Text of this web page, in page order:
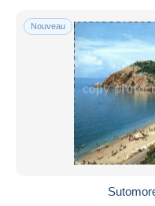
Nouveau